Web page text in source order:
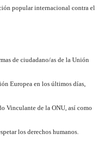
popular internacional contra el
de ciudadano/as de la Unión
Europea en los últimos días,
Vinculante de la ONU, así como
los derechos humanos.